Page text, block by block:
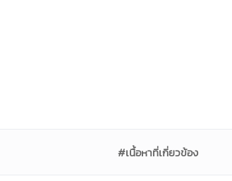
#เนื้อหาที่เกี่ยวข้อง